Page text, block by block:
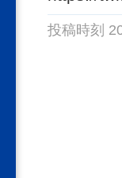
投稿時刻